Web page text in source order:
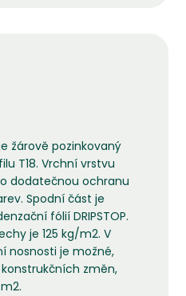
žárově pozinkovaný
T18. Vrchní vrstvu
dodatečnou ochranu
Spodní část je
fólií DRIPSTOP.
je 125 kg/m2. V
nosnosti je možné,
změn,